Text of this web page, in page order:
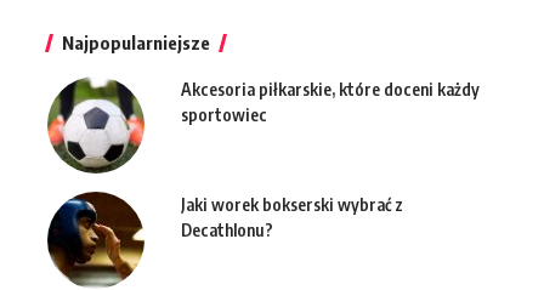
Najpopularniejsze
Akcesoria piłkarskie, które doceni każdy
sportowiec
Jaki worek bokserski wybrać z
Decathlonu?